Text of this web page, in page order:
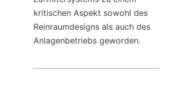
kritischen Aspekt sowohl des
Reinraumdesigns als auch des
Anlagenbetriebs geworden.